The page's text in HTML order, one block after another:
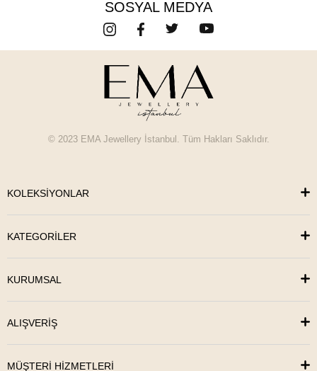
SOSYAL MEDYA
© 2023 EMA Jewellery İstanbul. Tüm Hakları Saklıdır.
KOLEKSİYONLAR
KATEGORİLER
KURUMSAL
ALIŞVERİŞ
MÜŞTERİ HİZMETLERİ